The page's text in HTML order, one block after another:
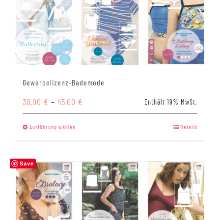
Gewerbelizenz-Bademode
30,00 € – 45,00 €
30,00 €
Enthält 19% MwSt.
Ausführung wählen
mehrere
Varianten
auf.
Die
Optionen
Details
Save